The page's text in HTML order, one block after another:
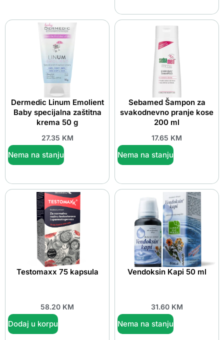
Dermedic Linum Emolient
Baby specijalna zaštitna
krema 50 g
27.35 KM
Nema na stanju
Sebamed Šampon za
svakodnevno pranje kose
200 ml
17.65 KM
Nema na stanju
Testomaxx 75 kapsula
58.20 KM
Dodaj u korpu
Vendoksin Kapi 50 ml
31.60 KM
Nema na stanju